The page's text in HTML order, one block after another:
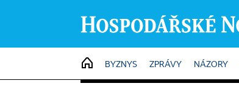
HOME
BYZNYS ZPRÁVY NÁZORY